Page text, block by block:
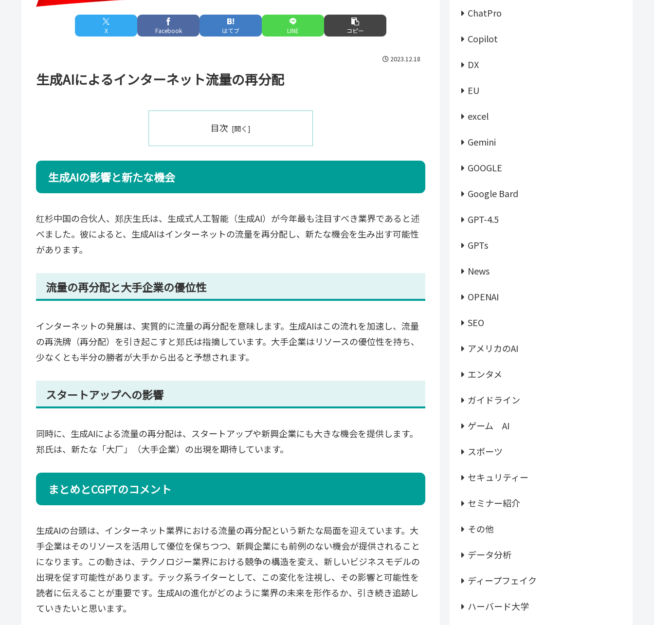
X Facebook はてブ LINE コピー
2023.12.18
生成AIによるインターネット流量の再分配
目次
生成AIの影響と新たな機会
红杉中国の合伙人、郑庆生氏は、生成式人工智能（生成AI）が今年最も注目すべき業界であると述
べました。彼によると、生成AIはインターネットの流量を再分配し、新たな機会を生み出す可能性
があります。
流量の再分配と大手企業の優位性
インターネットの発展は、実質的に流量の再分配を意味します。生成AIはこの流れを加速し、流量
の再洗牌（再分配）を引き起こすと郑氏は指摘しています。大手企業はリソースの優位性を持ち、
少なくとも半分の勝者が大手から出ると予想されます。
スタートアップへの影響
同時に、生成AIによる流量の再分配は、スタートアップや新興企業にも大きな機会を提供します。
郑氏は、新たな「大厂」（大手企業）の出現を期待しています。
まとめとCGPTのコメント
生成AIの台頭は、インターネット業界における流量の再分配という新たな局面を迎えています。大
手企業はそのリソースを活用して優位を保ちつつ、新興企業にも前例のない機会が提供されること
になります。この動きは、テクノロジー業界における競争の構造を変え、新しいビジネスモデルの
出現を促す可能性があります。テック系ライターとして、この変化を注視し、その影響と可能性を
読者に伝えることが重要です。生成AIの進化がどのように業界の未来を形作るか、引き続き追跡し
ていきたいと思います。
ChatPro
Copilot
DX
EU
excel
Gemini
GOOGLE
Google Bard
GPT-4.5
GPTs
News
OPENAI
SEO
アメリカのAI
エンタメ
ガイドライン
ゲーム AI
スポーツ
セキュリティー
セミナー紹介
その他
データ分析
ディープフェイク
ハーバード大学